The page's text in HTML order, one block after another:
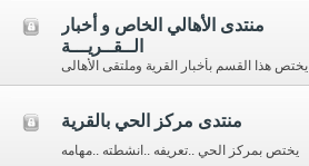
منتدى الأهالي الخاص و أخبار
الــقــريـــة
يختص هذا القسم بأخبار القرية وملتقى الأهالى
منتدى مركز الحي بالقرية
يختص بمركز الحي ..تعريفه ..انشطته ..مهامه